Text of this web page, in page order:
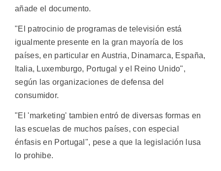
añade el documento.
"El patrocinio de programas de televisión está
igualmente presente en la gran mayoría de los
países, en particular en Austria, Dinamarca, España,
Italia, Luxemburgo, Portugal y el Reino Unido",
según las organizaciones de defensa del
consumidor.
"El 'marketing' tambien entró de diversas formas en
las escuelas de muchos países, con especial
énfasis en Portugal", pese a que la legislación lusa
lo prohibe.